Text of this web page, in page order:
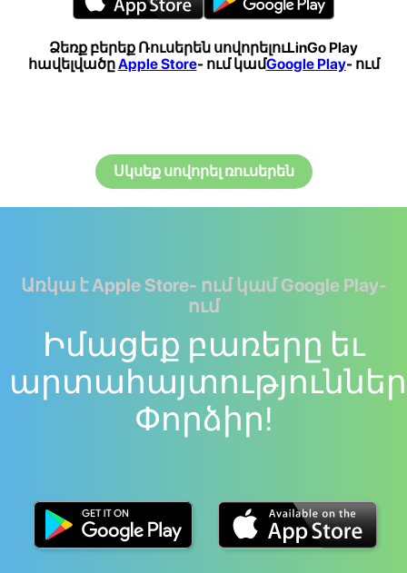
Ձեռք բերեք Ռուսերեն սովորելուLinGo Play
հավելվածըApple Store- ում կամGoogle Play- ում
Սկսեք սովորել ռուսերեն
Առկա է Apple Store- ում կամ Google Play-
ում
Իմացեք բառերը եւ
Փորձիր!